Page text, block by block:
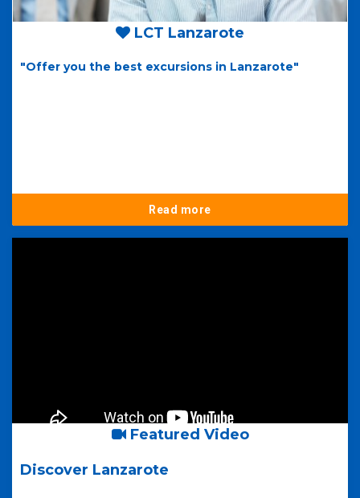
LCT Lanzarote
"Offer you the best excursions in Lanzarote"
Read more
Featured Video
Discover Lanzarote